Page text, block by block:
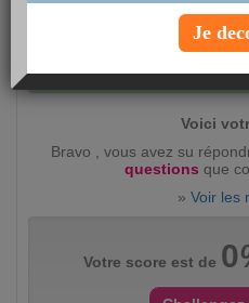
Evaluez ce quizz :
Voici
Bravo , vous avez su
questions que
» Voir les
Votre score est de 0
Je